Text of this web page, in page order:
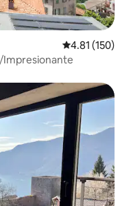
Calificación
4.81 (150)
Impresionante